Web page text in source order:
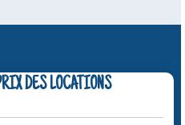
DES LOCATIONS